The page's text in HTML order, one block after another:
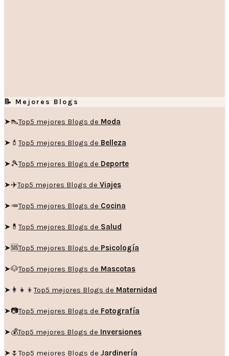
📝 Mejores Blogs
➤👠Top5 mejores Blogs de Moda
➤💄Top5 mejores Blogs de Belleza
➤🎾Top5 mejores Blogs de Deporte
➤✈️Top5 mejores Blogs de Viajes
➤🥕Top5 mejores Blogs de Cocina
➤💊Top5 mejores Blogs de Salud
➤🆘Top5 mejores Blogs de Psicología
➤🐶Top5 mejores Blogs de Mascotas
➤👩‍👧‍👦Top5 mejores Blogs de Maternidad
➤📷Top5 mejores Blogs de Fotografía
➤💰Top5 mejores Blogs de Inversiones
➤🌷Top5 mejores Blogs de Jardinería